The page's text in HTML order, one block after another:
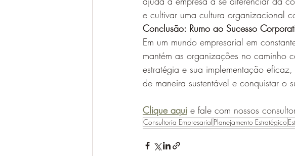
e cultivar uma cultura organizacional
Conclusão: Rumo ao Sucesso
Em um mundo empresarial em
mantém as organizações no caminho
estratégia e sua implementação
de maneira sustentável e conquistar o
Clique aqui e fale com nossos
Consultoria Empresarial Planejamento Estratégico